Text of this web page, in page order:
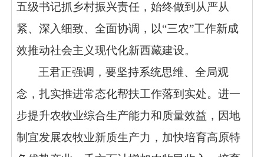
五级书记抓乡村振兴责任，始终做到从严从
紧、深入细致、全面协调，以“三农”工作新成
效推动社会主义现代化新西藏建设。
王君正强调，要坚持系统思维、全局观
念，扎实推进常态化帮扶工作落到实处。 进一
步提升农牧业综合生产能力和质量效益， 因地
制宜发展农牧业新质生产力，加快培育高原特